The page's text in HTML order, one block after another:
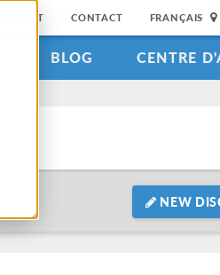
SUPPORT CONTACT FRANÇAIS
BLOG CENTRE
NEW